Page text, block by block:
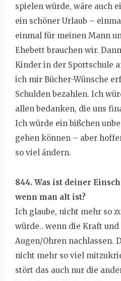
spielen würde, wäre auch
ein schöner Urlaub –
einmal für meinen Mann
Ehebett brauchen wir.
Kinder in der Sportschule
ich mir Bücher-Wünsche
Schulden bezahlen. Ich
allen bedanken, die uns
Ich würde ein bißchen
gehen können – aber
so viel ändern.
844. Was ist deiner
wenn man alt ist?
Ich glaube, nicht mehr so
würde.. wenn die Kraft
Augen/Ohren nachlassen.
nicht mehr so viel
stört das auch nur die